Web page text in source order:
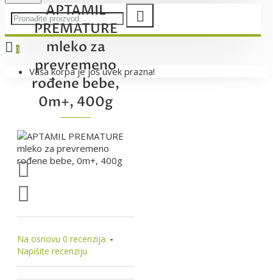
0
Vaša korpa je još uvek prazna!
APTAMIL
PREMATURE
mleko za
prevremeno
rođene bebe,
0m+, 400g
Na osnovu 0 recenzija. -
Napišite recenziju